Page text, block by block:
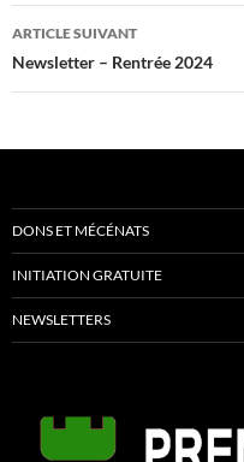
articles
ARTICLE SUIVANT
Newsletter – Rentrée 2024
DONS ET MÉCÉNATS
INITIATION GRATUITE
NEWSLETTERS